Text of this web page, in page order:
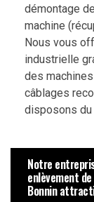
démontage
machine
Nous vous
industrielle
des
câblages
disposons
Notre
enlèvement
Bonnin